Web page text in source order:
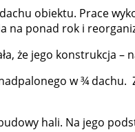
obiektu. Prace
na ponad rok i
że jego konstrukcja –
w ¾
hali. Na jego